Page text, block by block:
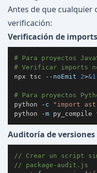
Antes de que cualquier
verificación:
Verificación de
# Para proyectos
# Verificar imports
npx tsc
--noEmit 2>&1
# Para proyectos
python
-c
"import
python
-m
Auditoría de versiones
// Crear un script
// package-audit.js